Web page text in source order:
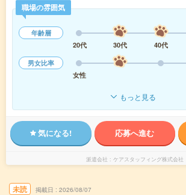
職場の雰囲気
年齢層
20代
30代 40代
男女比率
女性
もっと見る
気になる! 応募へ進む
派遣会社 ケアスタッフィング株式会社
未読 掲載日 2026/08/07